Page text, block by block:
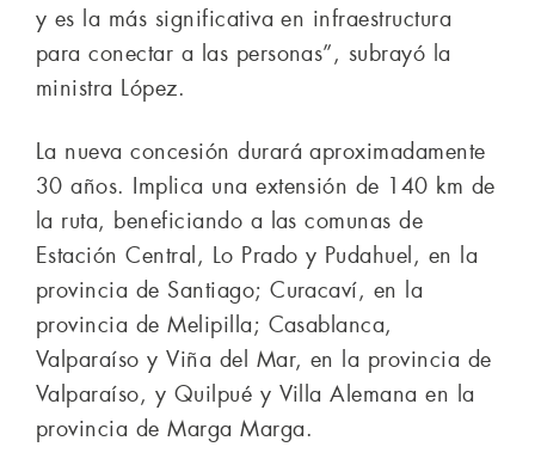
y es la más significativa en infraestructura
para conectar a las personas”, subrayó la
ministra López.
La nueva concesión durará aproximadamente
30 años. Implica una extensión de 140 km de
la ruta, beneficiando a las comunas de
Estación Central, Lo Prado y Pudahuel, en la
provincia de Santiago; Curacaví, en la
provincia de Melipilla; Casablanca,
Valparaíso y Viña del Mar, en la provincia de
Valparaíso, y Quilpué y Villa Alemana en la
provincia de Marga Marga.